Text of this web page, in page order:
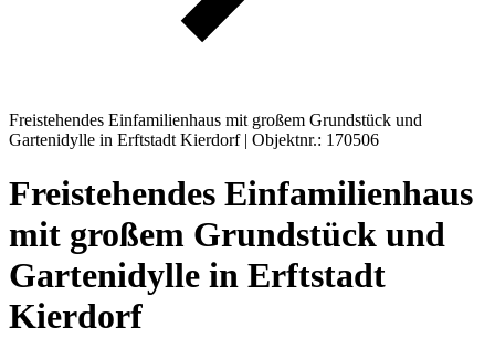
Freistehendes Einfamilienhaus mit großem Grundstück und
Gartenidylle in Erftstadt Kierdorf | Objektnr.: 170506
Freistehendes Einfamilienhaus
mit großem Grundstück und
Gartenidylle in Erftstadt
Kierdorf